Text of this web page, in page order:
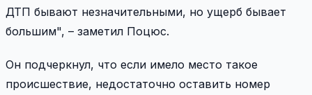
ДТП бывают незначительными, но ущерб бывает
большим", – заметил Поцюс.
Он подчеркнул, что если имело место такое
происшествие, недостаточно оставить номер